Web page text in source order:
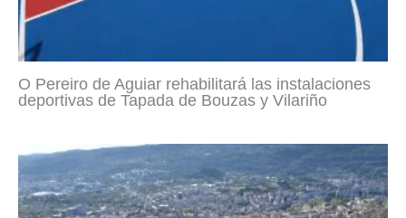
O Pereiro de Aguiar rehabilitará las instalaciones
deportivas de Tapada de Bouzas y Vilariño